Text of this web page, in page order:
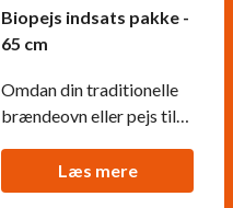
Biopejs indsats pakke -
65 cm
Omdan din traditionelle
brændeovn eller pejs til
med dette
konverteringssæt.
Læs mere